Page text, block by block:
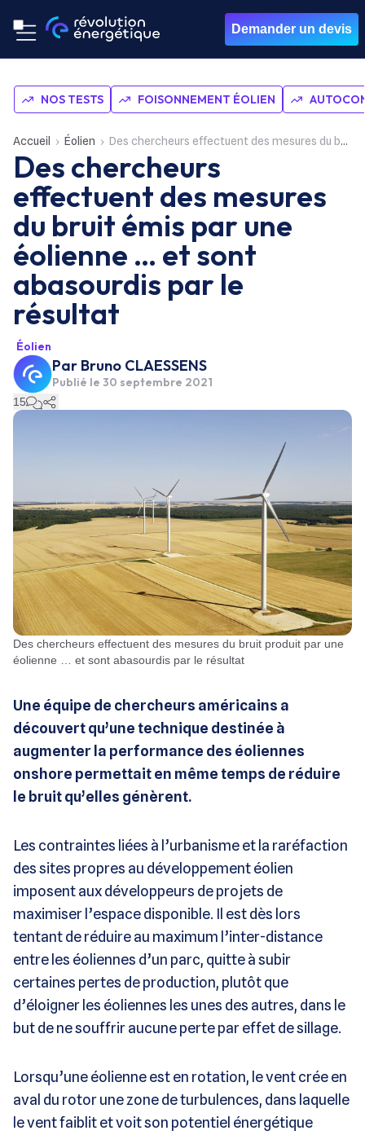
Demander un devis
NOS TESTS FOISONNEMENT ÉOLIEN
Accueil Éolien Des chercheurs effectuent des mesures du bruit émis par une éolienne … et sont abasourdis par le résultat
Des chercheurs
effectuent des mesures
du bruit émis par une
éolienne … et sont
abasourdis par le
résultat
Éolien
Par Bruno CLAESSENS
Publié le 30 septembre 2021
15
Des chercheurs effectuent des mesures du bruit produit par une
éolienne … et sont abasourdis par le résultat
Une équipe de chercheurs américains a
découvert qu’une technique destinée à
augmenter la performance des éoliennes
onshore permettait en même temps de réduire
le bruit qu’elles génèrent.
Les contraintes liées à l’urbanisme et la raréfaction
des sites propres au développement éolien
imposent aux développeurs de projets de
maximiser l’espace disponible. Il est dès lors
tentant de réduire au maximum l’inter-distance
entre les éoliennes d’un parc, quitte à subir
certaines pertes de production, plutôt que
d’éloigner les éoliennes les unes des autres, dans le
but de ne souffrir aucune perte par effet de sillage.
Lorsqu’une éolienne est en rotation, le vent crée en
aval du rotor une zone de turbulences, dans laquelle
le vent faiblit et voit son potentiel énergétique